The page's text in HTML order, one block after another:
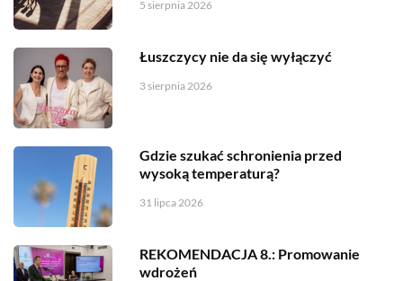
5 sierpnia 2026
Łuszczycy nie da się wyłączyć
3 sierpnia 2026
Gdzie szukać schronienia przed
wysoką temperaturą?
31 lipca 2026
REKOMENDACJA 8.: Promowanie
wdrożeń